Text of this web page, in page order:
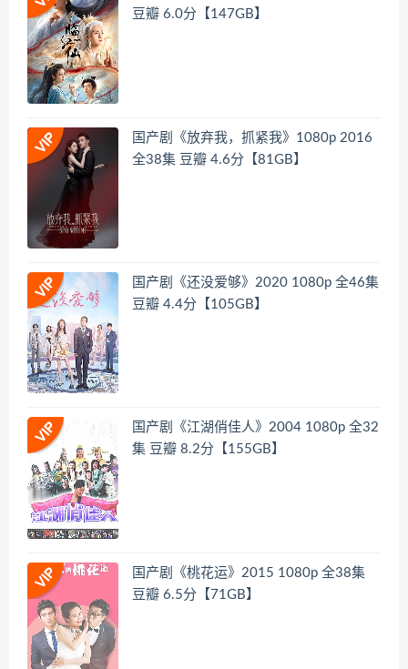
豆瓣 6.0分【147GB】
国产剧《放弃我，抓紧我》1080p 2016
全38集 豆瓣 4.6分【81GB】
国产剧《还没爱够》2020 1080p 全46集
豆瓣 4.4分【105GB】
国产剧《江湖俏佳人》2004 1080p 全32
集 豆瓣 8.2分【155GB】
国产剧《桃花运》2015 1080p 全38集
豆瓣 6.5分【71GB】